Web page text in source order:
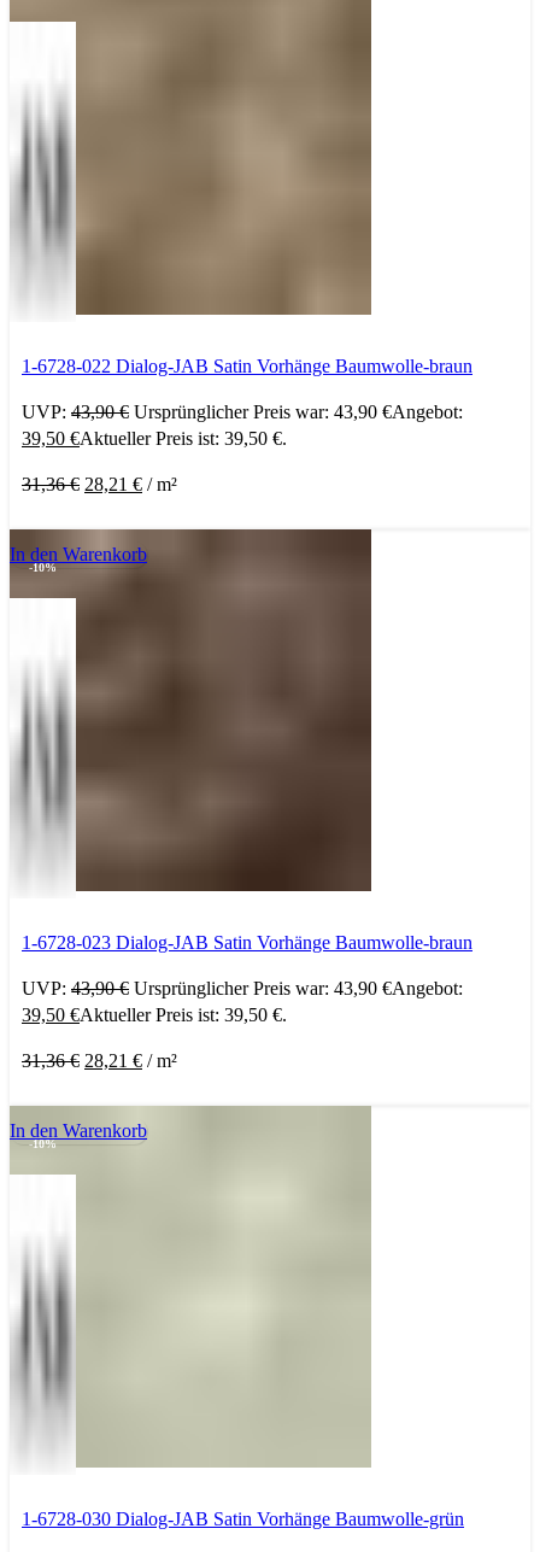
1-6728-022 Dialog-JAB Satin Vorhänge Baumwolle-braun
UVP: 43,90€ Ursprünglicher Preis war: 43,90 €Angebot:
39,50 €Aktueller Preis ist: 39,50 €.
31,36€ 28,21 € /m²
-10%
In den Warenkorb
1-6728-023 Dialog-JAB Satin Vorhänge Baumwolle-braun
UVP: 43,90€ Ursprünglicher Preis war: 43,90 €Angebot:
39,50 €Aktueller Preis ist: 39,50 €.
31,36€ 28,21 € /m²
-10%
In den Warenkorb
1-6728-030 Dialog-JAB Satin Vorhänge Baumwolle-grün